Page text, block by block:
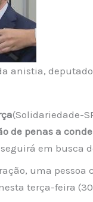
anistia,
(Solidariedade-
de penas a
em busca
uma
terça-feira